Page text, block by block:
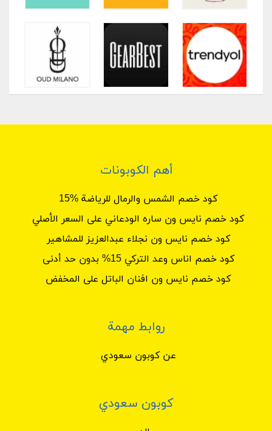
أهم الكوبونات
كود خصم الشمس والرمال للرياضة %15
كود خصم نايس ون ساره الودعاني على السعر الأصلي
كود خصم نايس ون نجلاء عبدالعزيز للمشاهير
كود خصم اناس وعد التركي 15% بدون حد أدنى
كود خصم نايس ون افنان الباتل على المخفض
روابط مهمة
عن كوبون سعودي
كوبون سعودي